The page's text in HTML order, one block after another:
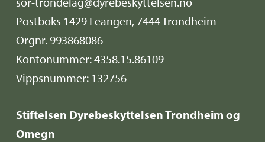
Postboks 1429 Leangen, 7444 Trondheim
Orgnr. 993868086
Kontonummer: 4358.15.86109
Vippsnummer: 132756
Stiftelsen Dyrebeskyttelsen Trondheim og
Omegn